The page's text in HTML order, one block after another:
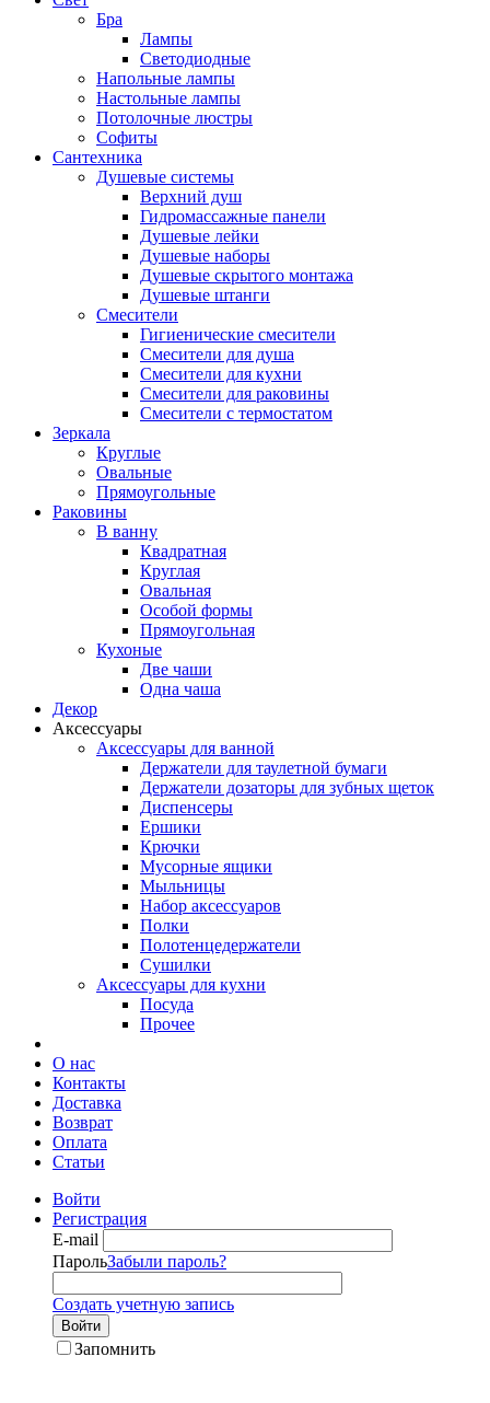
Бра
Лампы
Светодиодные
Напольные лампы
Настольные лампы
Потолочные люстры
Софиты
Сантехника
Душевые системы
Верхний душ
Гидромассажные панели
Душевые лейки
Душевые наборы
Душевые скрытого монтажа
Душевые штанги
Смесители
Гигиенические смесители
Смесители для душа
Смесители для кухни
Смесители для раковины
Смесители с термостатом
Зеркала
Круглые
Овальные
Прямоугольные
Раковины
В ванну
Квадратная
Круглая
Овальная
Особой формы
Прямоугольная
Кухоные
Две чаши
Одна чаша
Декор
Аксессуары
Аксессуары для ванной
Держатели для таулетной бумаги
Держатели дозаторы для зубных щеток
Диспенсеры
Ершики
Крючки
Мусорные ящики
Мыльницы
Набор аксессуаров
Полки
Полотенцедержатели
Сушилки
Аксессуары для кухни
Посуда
Прочее
О нас
Контакты
Доставка
Возврат
Оплата
Статьи
Войти
Регистрация
E-mail
ПарольЗабыли пароль?
Создать учетную запись
Войти
Запомнить